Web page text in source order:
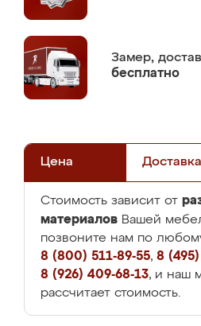
Замер,
бесплатно
Цена Доставка
Стоимость зависит от
материалов Вашей
позвоните нам по
8 (800) 511-89-55, 8
8 (926) 409-68-13, и наш
рассчитает стоимость.